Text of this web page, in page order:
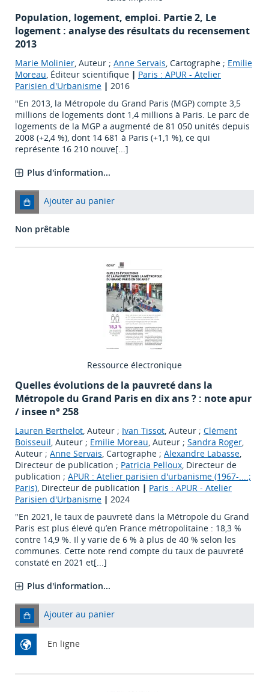
Population, logement, emploi. Partie 2, Le
logement : analyse des résultats du recensement
2013
Marie Molinier, Auteur ; Anne Servais, Cartographe ; Emilie
Moreau, Éditeur scientifique | Paris : APUR - Atelier
Parisien d'Urbanisme | 2016
"En 2013, la Métropole du Grand Paris (MGP) compte 3,5
millions de logements dont 1,4 millions à Paris. Le parc de
logements de la MGP a augmenté de 81 050 unités depuis
2008 (+2,4 %), dont 14 681 à Paris (+1,1 %), ce qui
représente 16 210 nouve[...]
Plus d'information...
Ajouter au panier
Non prêtable
Ressource électronique
Quelles évolutions de la pauvreté dans la
Métropole du Grand Paris en dix ans ? : note apur
/ insee n° 258
Lauren Berthelot, Auteur ; Ivan Tissot, Auteur ; Clément
Boisseuil, Auteur ; Emilie Moreau, Auteur ; Sandra Roger,
Auteur ; Anne Servais, Cartographe ; Alexandre Labasse,
Directeur de publication ; Patricia Pelloux, Directeur de
publication ; APUR : Atelier parisien d'urbanisme (1967-....;
Paris), Directeur de publication | Paris : APUR - Atelier
Parisien d'Urbanisme | 2024
"En 2021, le taux de pauvreté dans la Métropole du Grand
Paris est plus élevé qu’en France métropolitaine : 18,3 %
contre 14,9 %. Il y varie de 6 % à plus de 40 % selon les
communes. Cette note rend compte du taux de pauvreté
constaté en 2021 et[...]
Plus d'information...
Ajouter au panier
En ligne